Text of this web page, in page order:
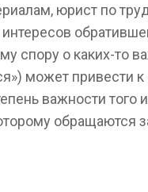
юрист по
спору о каких-то
может привести
важности того
обращаются